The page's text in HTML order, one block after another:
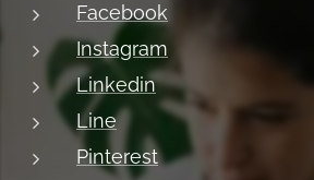
Facebook
Instagram
Linkedin
Line
Pinterest